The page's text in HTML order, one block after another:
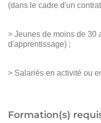
(dans le cadre d'un
> Jeunes de moins de 30
d'apprentissage) ;
> Salariés en activité ou
Formation(s)